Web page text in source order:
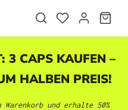
3 CAPS KAUFEN –
HALBEN PREIS!
und erhalte 50%